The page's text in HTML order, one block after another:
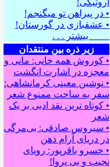
اروتیکی!
• در پیراهن تو می⁪گنجم!
• عشقبازی در گورستان!
بیشتر . . .
زیر ذره بین منتقدان
• کوروش همه خانی: مانی و
معجزه در اشارت انگشت
• نوشین معینی کرمانشاهی:
سفر به ساحت ممنوع شعر
• کوتاه ترین نقد ادبی بر یک
شعر
• سیروس صادقی: بی‌مرگی
در دریای آرام ذهن
• خسرو باقرپور: ﺭوﻳﺎﻯ
ﻧﺠﻴﺐ ﻭ ﺑﻰ ﭘﺮﻭﺍ!